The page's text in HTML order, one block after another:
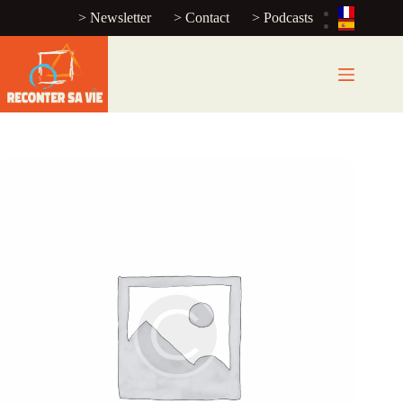
> Newsletter > Contact > Podcasts